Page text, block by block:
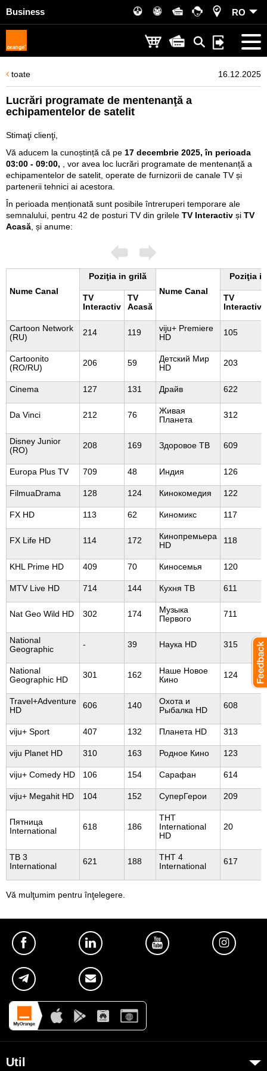
Business RO
toate 16.12.2025
Lucrări programate de mentenanţă a
echipamentelor de satelit
Stimaţi clienţi,
Vă aducem la cunoștință că pe 17 decembrie 2025, în perioada
03:00 - 09:00,
, vor avea loc lucrări programate de mentenanță a
echipamentelor de satelit, operate de furnizorii de canale TV și
partenerii tehnici ai acestora.
În perioada menționată sunt posibile întreruperi temporare ale
semnalului, pentru 42 de posturi TV din grilele TV Interactiv și TV
Acasă , și anume:
Nume Canal
Poziţia in grilă
Nume Canal
Poziţia
TV
Interactiv
TV
Acasă
TV
Interactiv
Cartoon Network
(RU)
214 119
viju+ Premiere
HD
105
Cartoonito
(RO/RU)
206 59
Детский Мир
HD
203
Cinema 127 131 Драйв 622
Da Vinci 212 76
Живая
Планета
312
Disney Junior
(RO)
208 169 Здоровое ТВ 609
Europa Plus TV 709 48 Индия 126
FilmuaDrama 128 124 Кинокомедия 122
FX HD 113 62 Киномикс 117
FX Life HD 114 172
Кинопремьера
HD
118
KHL Prime HD 409 70 Киносемья 120
MTV Live HD 714 144 Кухня ТВ 611
Nat Geo Wild HD 302 174
Музыка
Первого
711
National
Geographic
- 39 Наука HD 315
National
Geographic HD
301 162
Наше Новое
Кино
124
Travel+Adventure
HD
606 140
Охота и
Рыбалка HD
608
viju+ Sport 407 132 Планета HD 313
viju Planet HD 310 163 Родное Кино 123
viju+ Comedy HD 106 154 Сарафан 614
viju+ Megahit HD 104 152 СуперГерои 209
Пятница
International
618 186
ТНТ
International
HD
20
ТВ 3
International
621 188
ТНТ 4
International
617
Vă mulţumim pentru înţelegere.
Util